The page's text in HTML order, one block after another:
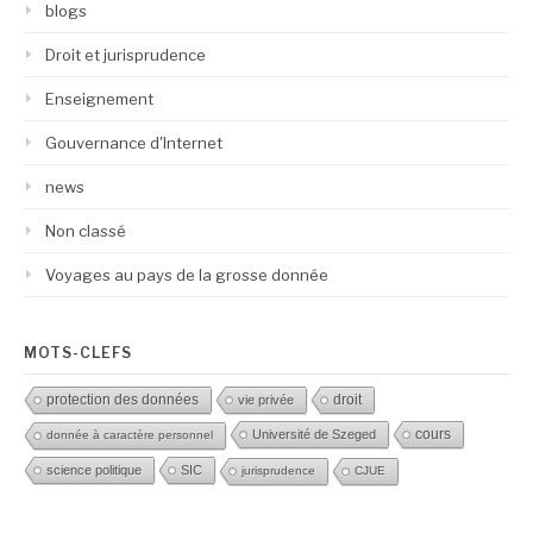
blogs
Droit et jurisprudence
Enseignement
Gouvernance d'Internet
news
Non classé
Voyages au pays de la grosse donnée
MOTS-CLEFS
protection des données vie privée droit
donnée à caractère personnel Université de Szeged cours
science politique SIC jurisprudence CJUE